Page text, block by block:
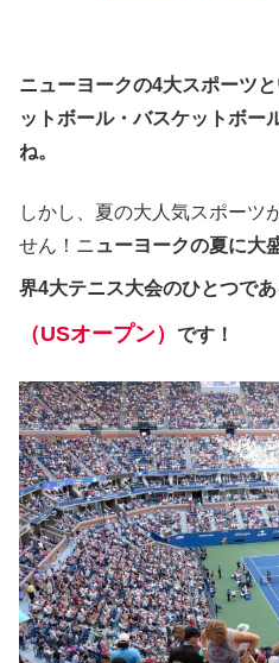
ニューヨークの4大スポーツ
ットボール・バスケットボー
ね。
しかし、夏の大人気スポーツ
せん！ニ ューヨークの夏に大
界4大テニス大会のひとつであ
（USオープン） です！